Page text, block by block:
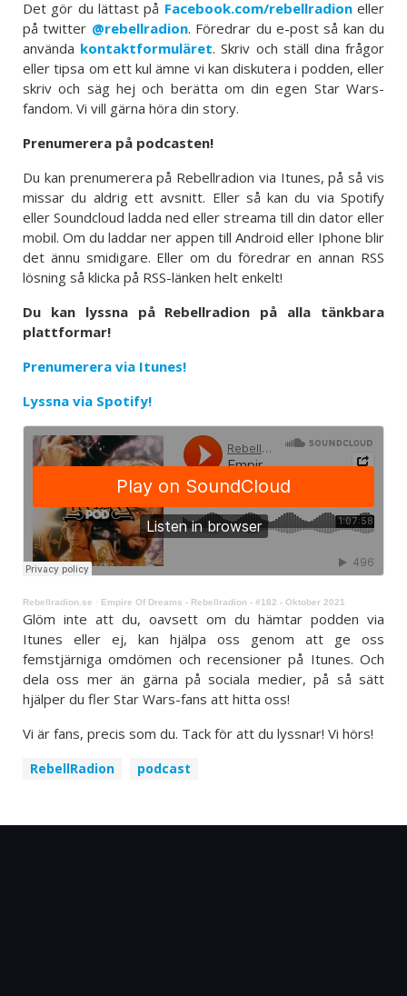
Det gör du lättast på Facebook.com/rebellradioneller
på twitter @rebellradion. Föredrar du e-post så kan du
använda kontaktformuläret. Skriv och ställ dina frågor
eller tipsa om ett kul ämne vi kan diskutera i podden, eller
skriv och säg hej och berätta om din egen Star Wars-
fandom. Vi vill gärna höra din story.
Prenumerera på podcasten!
Du kan prenumerera på Rebellradion via Itunes, på så vis
missar du aldrig ett avsnitt. Eller så kan du via Spotify
eller Soundcloud ladda ned eller streama till din dator eller
mobil. Om du laddar ner appen till Android eller Iphone blir
det ännu smidigare. Eller om du föredrar en annan RSS
lösning så klicka på RSS-länken helt enkelt!
Du kan lyssna på Rebellradion på alla tänkbara
plattformar!
Prenumerera via Itunes!
Lyssna via Spotify!
Rebellradion.se · Empire Of Dreams - Rebellradion - #182 - Oktober 2021
Glöm inte att du, oavsett om du hämtar podden via
Itunes eller ej, kan hjälpa oss genom att ge oss
femstjärniga omdömen och recensioner på Itunes. Och
dela oss mer än gärna på sociala medier, på så sätt
hjälper du fler Star Wars-fans att hitta oss!
Vi är fans, precis som du. Tack för att du lyssnar! Vi hörs!
RebellRadion podcast